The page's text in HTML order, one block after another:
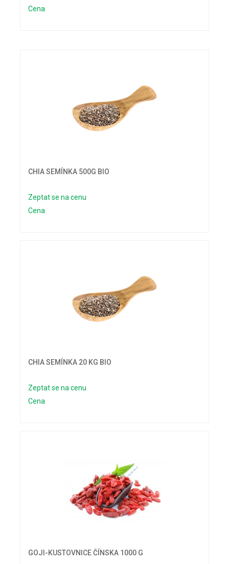
Cena
CHIA SEMÍNKA 500G BIO
Zeptat se na cenu
Cena
CHIA SEMÍNKA 20 KG BIO
Zeptat se na cenu
Cena
GOJI-KUSTOVNICE ČÍNSKA 1000 G